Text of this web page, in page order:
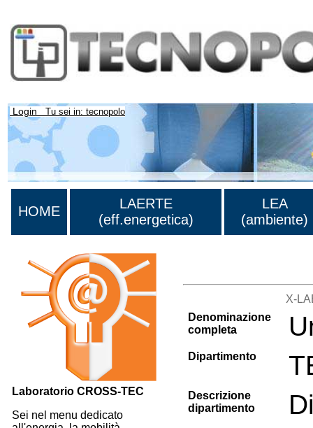
Login Tu sei in: tecnopolo
HOME
LAERTE
(eff.energetica)
LEA
(ambiente)
Laboratorio CROSS-TEC
Sei nel menu dedicato
X-
Denominazione
completa
Dipartimento
Descrizione
dipartimento